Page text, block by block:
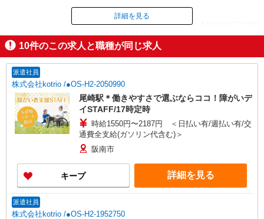
ID：AE0610077189
掲載期間終了
詳細を見る
10件のこの求人と職種が同じ求人
派遣社員
株式会社kotrio /●OS-H2-2050990
尾崎駅＊働きやすさで選ぶならココ！障がいデ
イSTAFF/17時定時
時給1550円〜2187円 ＜日払い有/週払い有/交
通費全支給(ガソリン代含む)＞
阪南市
キープ 詳細を見る
派遣社員
株式会社kotrio /●OS-H2-1952750